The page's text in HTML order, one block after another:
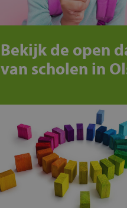
Bekijk de open
van scholen in